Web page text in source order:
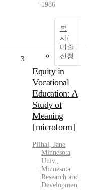
1986
복
사/
대출
신청
3
Equity in
Vocational
Education: A
Study of
Meaning
[microform]
Plihal, Jane
Minnesota
Univ.,
Minnesota
Research and
Developmen